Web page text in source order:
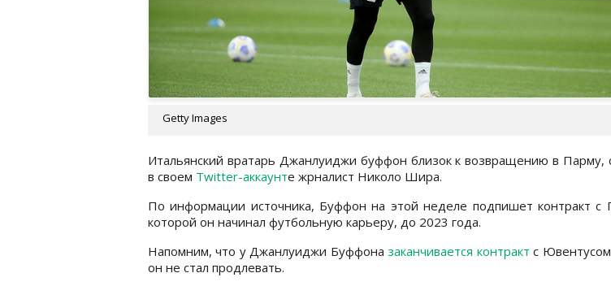
Getty Images
Итальянский вратарь Джанлуиджи буффон близок к возвращению в Парму,
в своем Twitter-аккаунте жрналист Николо Шира.
По информации источника, Буффон на этой неделе подпишет контракт с
которой он начинал футбольную карьеру, до 2023 года.
Напомним, что у Джанлуиджи Буффоназаканчивается контракт с
он не стал продлевать.